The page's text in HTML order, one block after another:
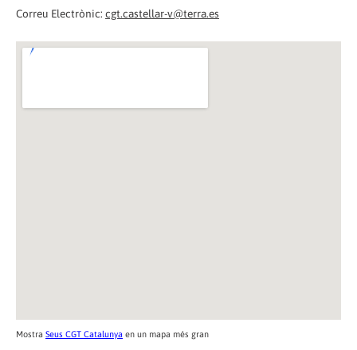
Correu Electrònic: cgt.castellar-v@terra.es
Mostra Seus CGT Catalunya en un mapa més gran